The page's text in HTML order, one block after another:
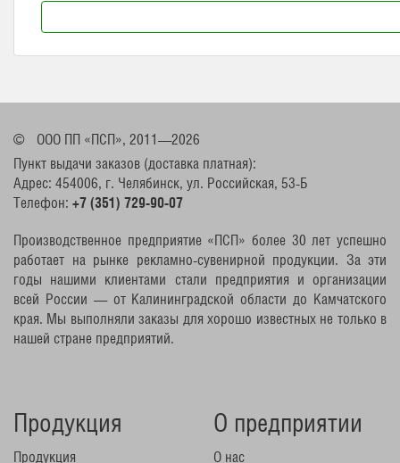
©
ООО ПП «ПСП», 2011—2026
Пункт выдачи заказов (доставка платная):
Адрес: 454006, г. Челябинск, ул. Российская, 53-Б
Телефон: +7 (351) 729-90-07
Производственное предприятие «ПСП» более 30 лет успешно
работает на рынке рекламно-сувенирной продукции. За эти
годы нашими клиентами стали предприятия и организации
всей России — от Калининградской области до Камчатского
края. Мы выполняли заказы для хорошо известных не только в
нашей стране предприятий.
Продукция
Продукция
О предприятии
О нас